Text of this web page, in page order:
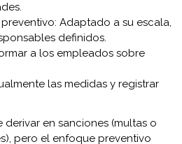
Adaptado a su escala,
definidos.
a los empleados sobre
las medidas y registrar
en sanciones (multas o
pero el enfoque preventivo